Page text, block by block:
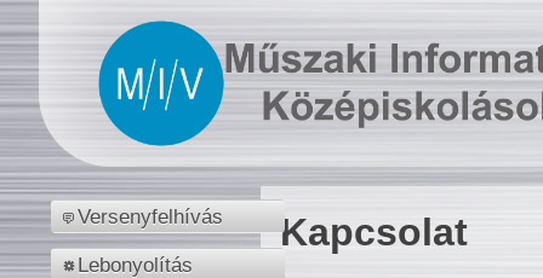
Versenyfelhívás
Lebonyolítás
Kapcsolat